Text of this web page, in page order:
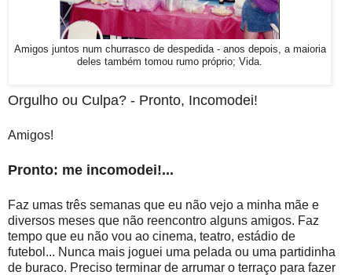
Amigos juntos num churrasco de despedida - anos depois, a maioria
deles também tomou rumo próprio; Vida.
Orgulho ou Culpa? - Pronto, Incomodei!
Amigos!
Pronto: me incomodei!...
Faz umas três semanas que eu não vejo a minha mãe e
diversos meses que não reencontro alguns amigos. Faz
tempo que eu não vou ao cinema, teatro, estádio de
futebol... Nunca mais joguei uma pelada ou uma partidinha
de buraco. Preciso terminar de arrumar o terraço para fazer